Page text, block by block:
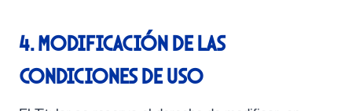
4. Modificación de las
condiciones de uso